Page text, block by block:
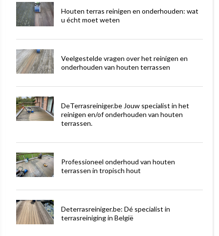
Houten terras reinigen en onderhouden: wat
u écht moet weten
Veelgestelde vragen over het reinigen en
onderhouden van houten terrassen
DeTerrasreiniger.be Jouw specialist in het
reinigen en/of onderhouden van houten
terrassen.
Professioneel onderhoud van houten
terrassen in tropisch hout
Deterrasreiniger.be: Dé specialist in
terrasreiniging in België